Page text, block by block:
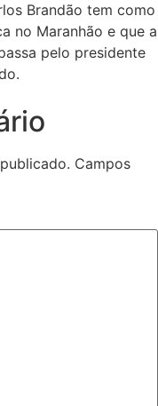
Brandão tem como
no Maranhão e que a
pelo presidente
Campos